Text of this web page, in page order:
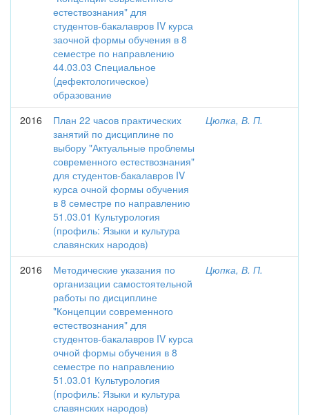
естествознания" для
студентов-бакалавров IV курса
заочной формы обучения в 8
семестре по направлению
44.03.03 Специальное
(дефектологическое)
образование
2016
План 22 часов практических
занятий по дисциплине по
выбору "Актуальные проблемы
современного естествознания"
для студентов-бакалавров IV
курса очной формы обучения
в 8 семестре по направлению
51.03.01 Культурология
(профиль: Языки и культура
славянских народов)
Цюпка, В. П.
2016
Методические указания по
организации самостоятельной
работы по дисциплине
"Концепции современного
естествознания" для
студентов-бакалавров IV курса
очной формы обучения в 8
семестре по направлению
51.03.01 Культурология
(профиль: Языки и культура
славянских народов)
Цюпка, В. П.